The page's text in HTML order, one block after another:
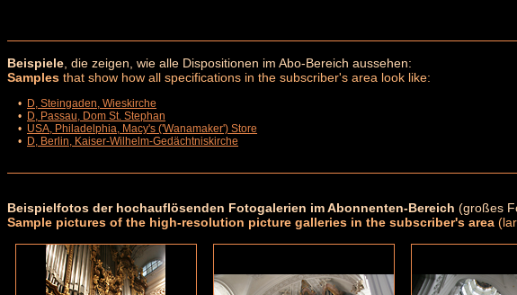
Beispiele , die zeigen, wie alle Dispositionen im Abo-Bereich aussehen:
Samples that show how all specifications in the subscriber's area look like:
• D, Steingaden, Wieskirche
• D, Passau, Dom St. Stephan
• USA, Philadelphia, Macy's ('Wanamaker') Store
• D, Berlin, Kaiser-Wilhelm-Gedächtniskirche
Beispielfotos der hochauflösenden Fotogalerien im Abonnenten-Bereich (großes
Sample pictures of the high-resolution picture galleries in the subscriber's area